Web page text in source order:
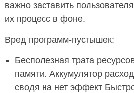
важно заставить
их процесс в фоне.
Вред программ-пустышек:
Бесполезная трата
памяти. Аккумулятор
сводя на нет эффект